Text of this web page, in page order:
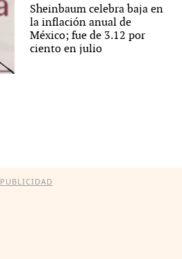
Sheinbaum celebra baja en
la inflación anual de
México; fue de 3.12 por
ciento en julio
PUBLICIDAD